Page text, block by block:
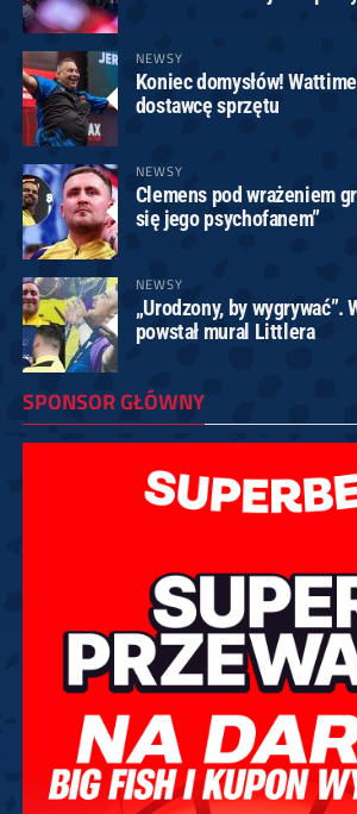
NEWSY
Koniec domysłów!
dostawcę sprzętu
NEWSY
Clemens pod wrażeniem
się jego psychofanem”
NEWSY
„Urodzony, by wygrywać”.
powstał mural Littlera
SPONSOR GŁÓWNY